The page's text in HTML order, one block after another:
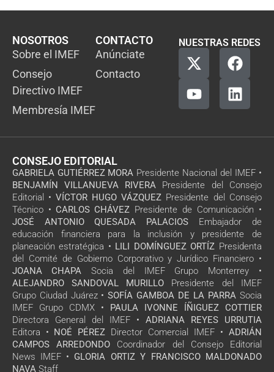
NOSOTROS
Sobre el IMEF
Consejo
Directivo IMEF
Membresía IMEF
CONTACTO
Anúnciate
Contacto
NUESTRAS REDES
CONSEJO EDITORIAL
GABRIELA GUTIÉRREZ MORA Presidente Nacional del IMEF •
BENJAMÍN VILLANUEVA RIVERA Presidente del Consejo
Editorial • VÍCTOR HUGO VÁZQUEZ Presidente del Consejo
Técnico • CARLOS CHÁVEZ Presidente de Comunicación •
JOSÉ ANTONIO QUESADA PALACIOS Embajador de
educación financiera para la inclusión y presidente de
planeación estratégica • LILI DOMÍNGUEZ ORTÍZ Presidenta
del Comité de Gobierno Corporativo y Jurídico Financiero •
JOANA CHAPA Socia del IMEF Grupo Monterrey •
ALEJANDRO SANDOVAL MURILLO Presidente del IMEF
Grupo Ciudad Juárez • SOFÍA GAMBOA DE LA PARRA Socia
IMEF Grupo CDMX • PAULA IVONNE ÍÑIGUEZ COTTIER
Directora General del IMEF • ADRIANA REYES URRUTIA
Editora • NOÉ PÉREZ Director Comercial IMEF • ADRIÁN
CAMPOS ARREDONDO Coordinador del Consejo Editorial
News IMEF • GLORIA ORTIZ Y FRANCISCO MALDONADO
NAVA Staff